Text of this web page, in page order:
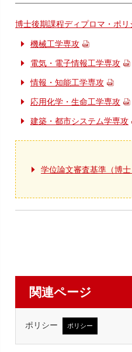
博士後期課程ディプロマ・ポリ
機械工学専攻
電気・電子情報工学専攻
情報・知能工学専攻
応用化学・生命工学専攻
建築・都市システム学専攻
学位論文審査基準（博
関連ページ
ポリシー ポリシー